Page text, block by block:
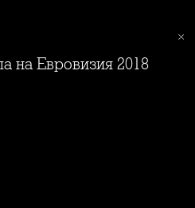
на Евровизия 2018